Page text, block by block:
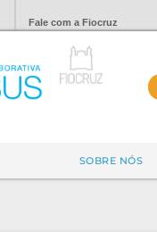
Fale com a Fiocruz
SOBRE NÓS